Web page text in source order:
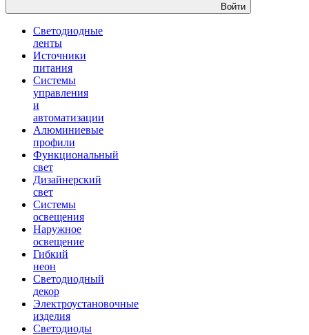
Войти
Светодиодные
ленты
Источники
питания
Системы
управления
и
автоматизации
Алюминиевые
профили
Функциональный
свет
Дизайнерский
свет
Системы
освещения
Наружное
освещение
Гибкий
неон
Светодиодный
декор
Электроустановочные
изделия
Светодиоды